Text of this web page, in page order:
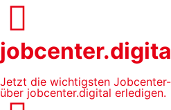
Jetzt die wichtigsten
über jobcenter.digital erledigen.